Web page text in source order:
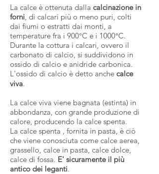
La calce è ottenuta dalla calcinazione in
forni, di calcari più o meno puri, colti
dai fiumi o estratti dai monti, a
temperature fra i 900°C e i 1000°C.
Durante la cottura i calcari, ovvero il
carbonato di calcio, si suddividono in
ossido di calcio e anidride carbonica.
L'ossido di calcio è detto anche calce
viva.
La calce viva viene bagnata (estinta) in
abbondanza, con grande produzione di
calore, producendo la calce spenta.
La calce spenta , fornita in pasta, è ciò
che viene conosciuta come calce aerea,
grassello, calce in pasta, calce dolce,
calce di fossa. E' sicuramente il più
antico dei leganti.